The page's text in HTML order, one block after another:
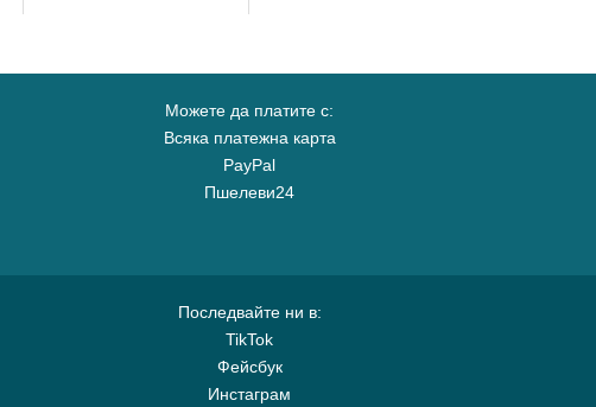
Можете да платите с:
Всяка платежна карта
PayPal
Пшелеви24
Последвайте ни в:
TikTok
Фейсбук
Инстаграм